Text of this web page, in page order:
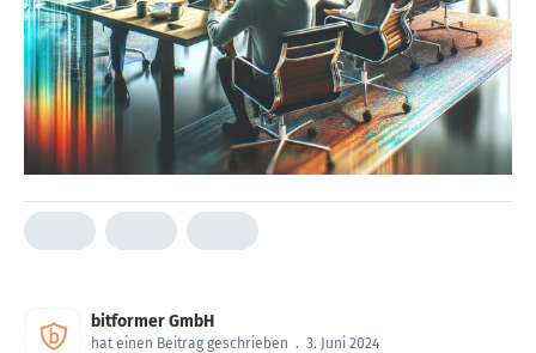
bitformer GmbH
hat einen Beitrag geschrieben . 3. Juni 2024